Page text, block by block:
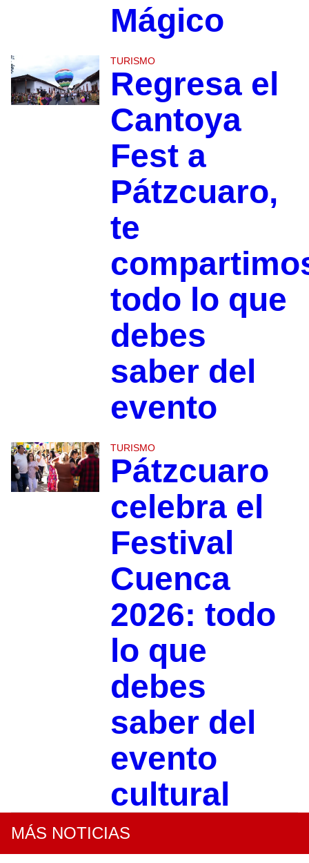
Mágico
TURISMO
Regresa el
Cantoya
Fest a
Pátzcuaro,
te
todo lo que
debes
saber del
evento
TURISMO
Pátzcuaro
celebra el
Festival
Cuenca
2026: todo
lo que
debes
saber del
evento
cultural
MÁS NOTICIAS